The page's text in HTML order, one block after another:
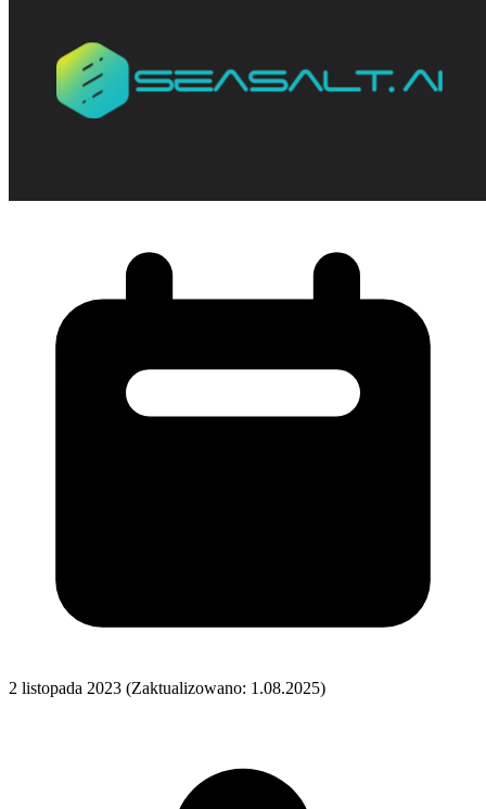
2 listopada 2023 (Zaktualizowano: 1.08.2025)